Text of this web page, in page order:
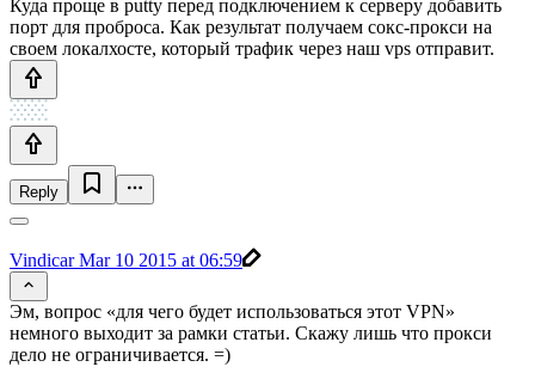
Куда проще в putty перед подключением к серверу добавить
порт для проброса. Как результат получаем сокс-прокси на
своем локалхосте, который трафик через наш vps отправит.
Reply
VindicarMar 10 2015 at 06:59
Эм, вопрос «для чего будет использоваться этот VPN»
немного выходит за рамки статьи. Скажу лишь что прокси
дело не ограничивается. =)